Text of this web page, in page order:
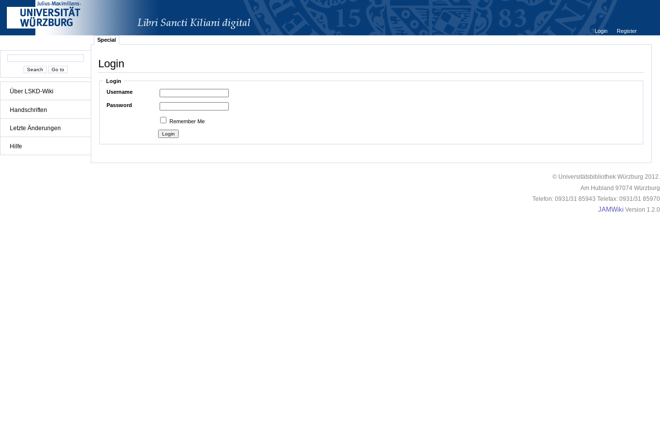
Über LSKD-Wiki
Handschriften
Letzte Änderungen
Hilfe
Login
Register
Special
Login
Login
Username
Password
Remember Me
© Universitätsbibliothek Würzburg 2012.
Am Hubland 97074 Würzburg
Telefon: 0931/31 85943 Telefax: 0931/31 85970
JAMWiki Version 1.2.0